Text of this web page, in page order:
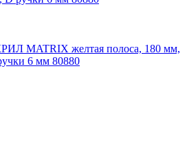
MATRIX желтая полоса, 180 мм,
6 мм 80880